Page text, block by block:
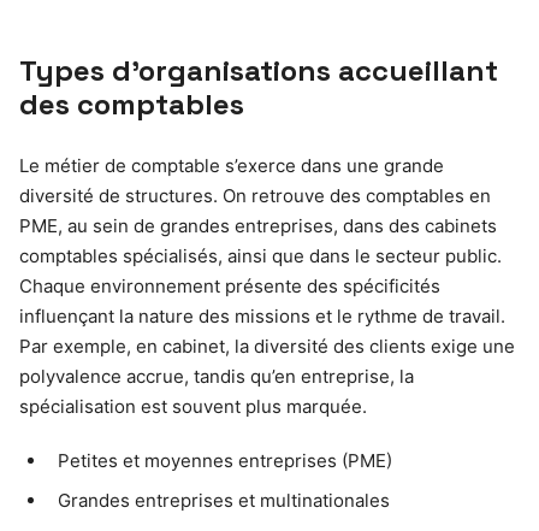
Types d’organisations accueillant
des comptables
Le métier de comptable s’exerce dans une grande
diversité de structures. On retrouve des comptables en
PME, au sein de grandes entreprises, dans des cabinets
comptables spécialisés, ainsi que dans le secteur public.
Chaque environnement présente des spécificités
influençant la nature des missions et le rythme de travail.
Par exemple, en cabinet, la diversité des clients exige une
polyvalence accrue, tandis qu’en entreprise, la
spécialisation est souvent plus marquée.
Petites et moyennes entreprises (PME)
Grandes entreprises et multinationales